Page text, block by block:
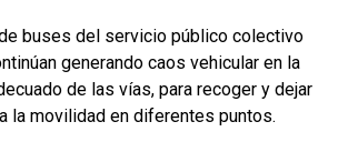
buses del servicio público colectivo
generando caos vehicular en la
de las vías, para recoger y dejar
la movilidad en diferentes puntos.